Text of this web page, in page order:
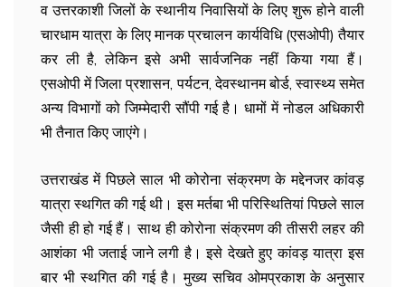
व उत्तरकाशी जिलों के स्थानीय निवासियों के लिए शुरू होने वाली
चारधाम यात्रा के लिए मानक प्रचालन कार्यविधि (एसओपी) तैयार
कर ली है, लेकिन इसे अभी सार्वजनिक नहीं किया गया हैं।
एसओपी में जिला प्रशासन, पर्यटन, देवस्थानम बोर्ड, स्वास्थ्य समेत
अन्य विभागों को जिम्मेदारी सौंपी गई है। धामों में नोडल अधिकारी
भी तैनात किए जाएंगे।
उत्तराखंड में पिछले साल भी कोरोना संक्रमण के मद्देनजर कांवड़
यात्रा स्थगित की गई थी। इस मर्तबा भी परिस्थितियां पिछले साल
जैसी ही हो गई हैं। साथ ही कोरोना संक्रमण की तीसरी लहर की
आशंका भी जताई जाने लगी है। इसे देखते हुए कांवड़ यात्रा इस
बार भी स्थगित की गई है। मुख्य सचिव ओमप्रकाश के अनुसार